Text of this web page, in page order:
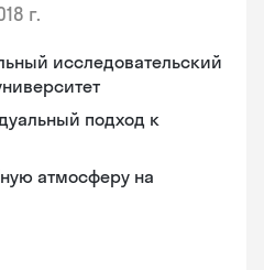
г.
исследовательский
подход к
атмосферу на